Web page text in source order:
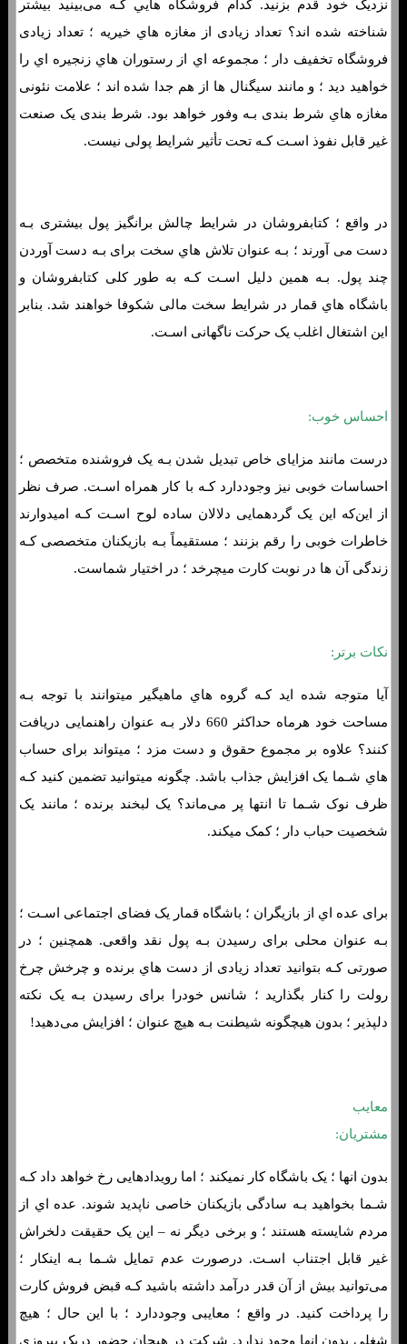
نزدیک خود قدم بزنید. کدام فروشگاه هایي کـه می‌بینید بیشتر
شناخته شده اند؟ تعداد زیادی از مغازه هاي‌ خیریه ؛ تعداد زیادی
فروشگاه تخفیف دار ؛ مجموعه اي از رستوران هاي‌ زنجیره اي را
خواهید دید ؛ و مانند سیگنال ها از هم جدا شده اند ؛ علامت نئونی
مغازه هاي‌ شرط بندی بـه وفور خواهد بود. شرط بندی یک صنعت
غیر قابل نفوذ اسـت کـه تحت تأثیر شرایط پولی نیست.
در واقع ؛ کتابفروشان در شرایط چالش برانگیز پول بیشتری بـه
دست می آورند ؛ بـه عنوان تلاش هاي‌ سخت برای بـه دست آوردن
چند پول. بـه همین دلیل اسـت کـه به طور کلی کتابفروشان و
باشگاه هاي‌ قمار در شرایط سخت مالی شکوفا خواهند شد. بنابر
این اشتغال اغلب یک حرکت ناگهانی اسـت.
احساس خوب:
درست مانند مزایای خاص تبدیل شدن بـه یک فروشنده متخصص ؛
احساسات خوبی نیز وجوددارد کـه با کار همراه اسـت. صرف نظر
از این‌که این یک گردهمایی دلالان ساده لوح اسـت کـه امیدوارند
خاطرات خوبی را رقم بزنند ؛ مستقیماً بـه بازیکنان متخصصی کـه
زندگی آن ها در نوبت کارت میچرخد ​​؛ در اختیار شماست.
نکات برتر:
آیا متوجه شده اید کـه گروه هاي‌ ماهیگیر میتوانند با توجه بـه
مساحت خود هرماه حداکثر 660 دلار بـه عنوان راهنمایی دریافت
کنند؟ علاوه بر مجموع حقوق و دست مزد ؛ میتواند برای حساب
هاي‌ شـما یک افزایش جذاب باشد. چگونه میتوانید تضمین کنید کـه
ظرف نوک شـما تا انتها پر می‌ماند؟ یک لبخند برنده ؛ مانند یک
شخصیت حباب دار ؛ کمک میکند.
برای عده اي از بازیگران ؛ باشگاه قمار یک فضای اجتماعی اسـت ؛
بـه عنوان محلی برای رسیدن بـه پول نقد واقعی. همچنین ؛ در
صورتی کـه بتوانید تعداد زیادی از دست هاي‌ برنده و چرخش چرخ
رولت را کنار بگذارید ؛ شانس خودرا برای رسیدن بـه یک نکته
دلپذیر ؛ بدون هیچگونه شیطنت بـه هیچ عنوان ؛ افزایش می‌دهید!
معایب
مشتریان:
بدون انها ؛ یک باشگاه کار نمیکند ؛ اما رویدادهایی رخ خواهد داد کـه
شـما بخواهید بـه سادگی بازیکنان خاصی ناپدید شوند. عده اي از
مردم شایسته هستند ؛ و برخی دیگر نه – این یک حقیقت دلخراش
غیر قابل اجتناب اسـت. درصورت عدم تمایل شـما بـه اینکار ؛
می‌توانید بیش از آن قدر درآمد داشته باشید کـه قبض فروش کارت
را پرداخت کنید. در واقع ؛ معایبی وجوددارد ؛ با این حال ؛ هیچ
شغلی بدون انها وجود ندارد. شرکت در هیجان حضور دریک پیروزی